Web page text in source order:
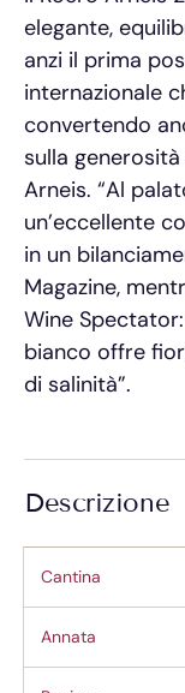
elegante,
anzi il prima
internazionale
convertendo
sulla
Arneis. “Al
un’eccellente
in un
Magazine,
Wine
bianco offre
di salinità”.
Descrizione
Cantina
Annata